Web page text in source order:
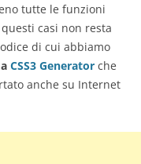
tutte le funzioni
casi non resta
di cui abbiamo
CSS3 Generator che
anche su Internet